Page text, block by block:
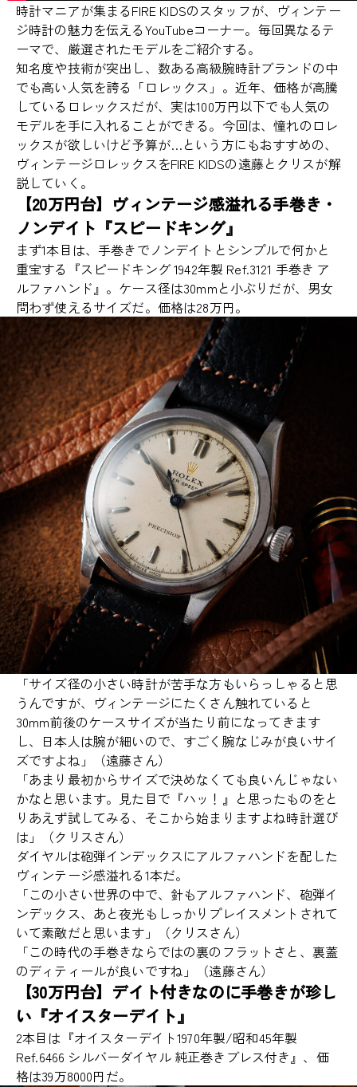
時計マニアが集まるFIRE KIDSのスタッフが、ヴィンテー
ジ時計の魅力を伝えるYouTubeコーナー。毎回異なるテ
ーマで、厳選されたモデルをご紹介する。
知名度や技術が突出し、数ある高級腕時計ブランドの中
でも高い人気を誇る「ロレックス」。近年、価格が高騰
しているロレックスだが、実は100万円以下でも人気の
モデルを手に入れることができる。今回は、憧れのロレ
ックスが欲しいけど予算が…という方にもおすすめの、
ヴィンテージロレックスをFIRE KIDSの遠藤とクリスが解
説していく。
【20万円台】ヴィンテージ感溢れる手巻き・
ノンデイト『スピードキング』
まず1本目は、手巻きでノンデイトとシンプルで何かと
重宝する『スピードキング 1942年製 Ref.3121 手巻き ア
ルファハンド』。ケース径は30mmと小ぶりだが、男女
問わず使えるサイズだ。価格は28万円。
「サイズ径の小さい時計が苦手な方もいらっしゃると思
うんですが、ヴィンテージにたくさん触れていると
30mm前後のケースサイズが当たり前になってきます
し、日本人は腕が細いので、すごく腕なじみが良いサイ
ズですよね」（遠藤さん）
「あまり最初からサイズで決めなくても良いんじゃない
かなと思います。見た目で『ハッ！』と思ったものをと
りあえず試してみる、そこから始まりますよね時計選び
は」（クリスさん）
ダイヤルは砲弾インデックスにアルファハンドを配した
ヴィンテージ感溢れる1本だ。
「この小さい世界の中で、針もアルファハンド、砲弾イ
ンデックス、あと夜光もしっかりプレイスメントされて
いて素敵だと思います」（クリスさん）
「この時代の手巻きならではの裏のフラットさと、裏蓋
のディティールが良いですね」（遠藤さん）
【30万円台】デイト付きなのに手巻きが珍し
い『オイスターデイト』
2本目は『オイスターデイト1970年製/昭和45年製
Ref.6466 シルバーダイヤル 純正巻きブレス付き』、価
格は39万8000円だ。